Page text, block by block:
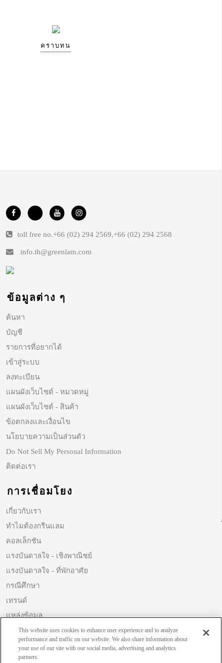
คราบทน
toll free no.+66 (02) 294 2569,+66 (02) 294 2568
info.th@greenlam.com
ข้อมูลต่าง ๆ
ค้นหา
บัญชี
รายการที่อยากได้
เข้าสู่ระบบ
ลงทะเบียน
แผนผังเว็บไซต์ - หมวดหมู่
แผนผังเว็บไซต์ - สินค้า
ข้อตกลงและเงื่อนไข
นโยบายความเป็นส่วนตัว
Do Not Sell My Personal Information
ติดต่อเรา
การเชื่อมโยง
เกี่ยวกับเรา
ทำไมต้องกรีนแลม
คอลเล็กชัน
แรงบันดาลใจ - เชิงพาณิชย์
แรงบันดาลใจ - ที่พักอาศัย
กรณีศึกษา
เทรนด์
แหล่งข้อมูล
ความยั่งยืน
This website uses cookies to enhance user experience and to analyze
performance and traffic on our website. We also share information about
your use of our site with our social media, advertising and analytics
partners.